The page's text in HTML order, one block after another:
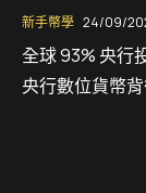
新手幣學 24/09/
全球 93% 央行
央行數位貨幣